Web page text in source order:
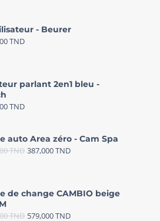
- Beurer
TND
parlant 2en1 bleu -
TND
auto Area zéro - Cam Spa
TND 387,000TND
de change CAMBIO beige
TND 579,000TND